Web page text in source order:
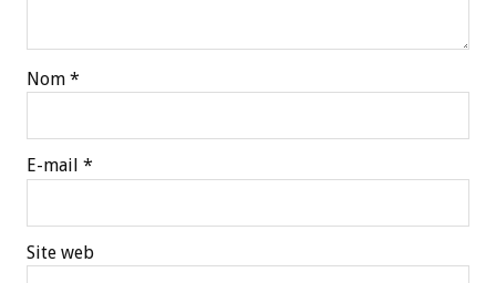
Nom *
E-mail *
Site web